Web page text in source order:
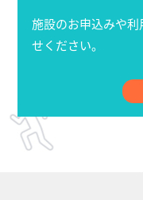
施設のお申込みや
せください。